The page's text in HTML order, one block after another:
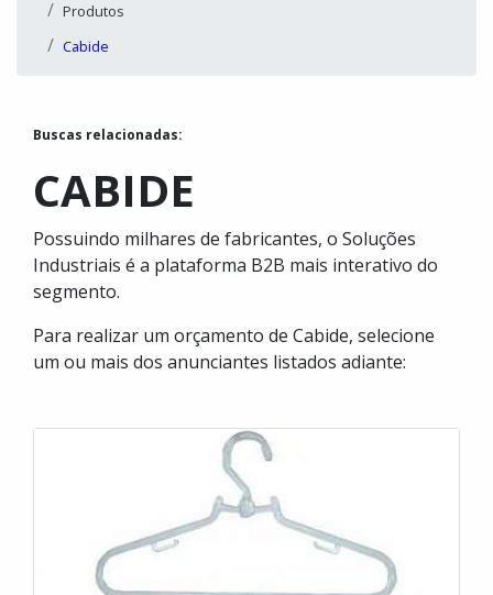
Produtos
Cabide
Buscas relacionadas:
CABIDE
Possuindo milhares de fabricantes, o Soluções
Industriais é a plataforma B2B mais interativo do
segmento.
Para realizar um orçamento de Cabide, selecione
um ou mais dos anunciantes listados adiante: